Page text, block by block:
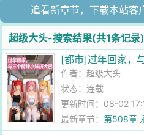
追看新章节，下载本站客
超级大头-搜索结果(共1条记录)
[都市]过年回家，
作者：超级大头
状态：连载
更新时间：08-02
最新章节：第508章